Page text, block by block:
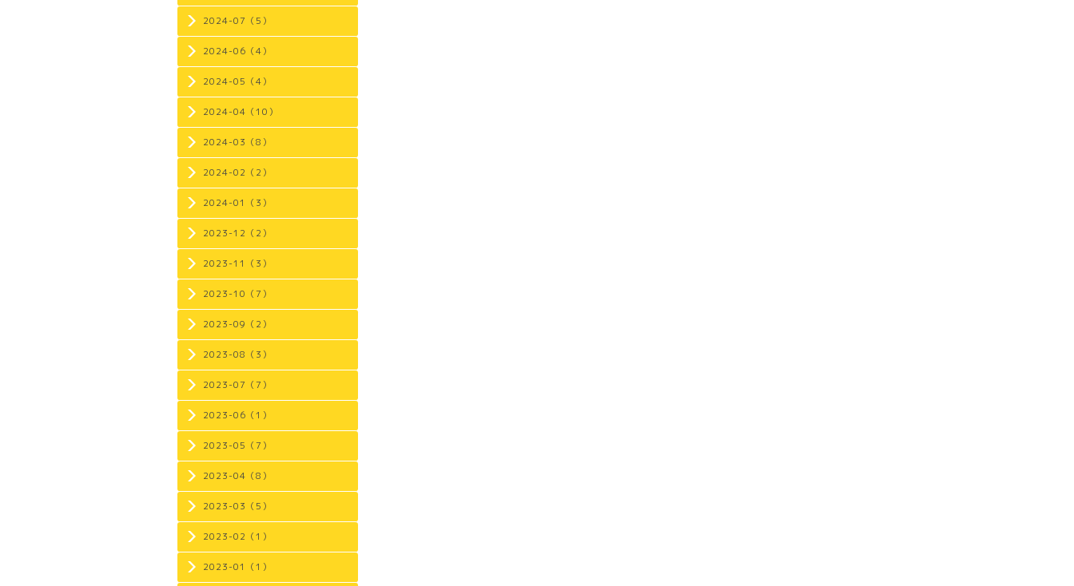
2024-07（5）
2024-06（4）
2024-05（4）
2024-04（10）
2024-03（8）
2024-02（2）
2024-01（3）
2023-12（2）
2023-11（3）
2023-10（7）
2023-09（2）
2023-08（3）
2023-07（7）
2023-06（1）
2023-05（7）
2023-04（8）
2023-03（5）
2023-02（1）
2023-01（1）